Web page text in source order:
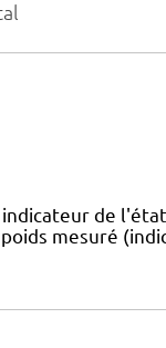
indicateur de
mesuré